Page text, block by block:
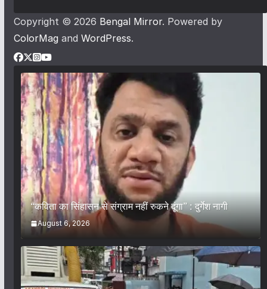
Copyright © 2026 Bengal Mirror. Powered by
ColorMag and WordPress.
“कविता का सिंहासन से संग्राम नहीं रुकने दूंगा” : दुर्गेश नागी
August 6, 2026